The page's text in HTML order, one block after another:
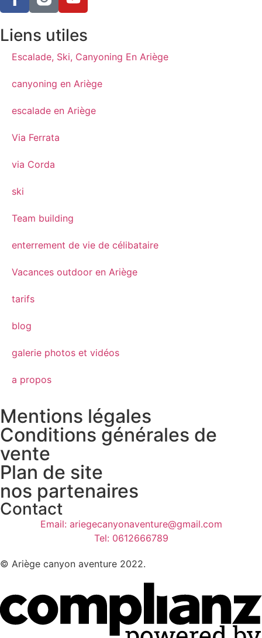
Liens utiles
Escalade, Ski, Canyoning En Ariège
canyoning en Ariège
escalade en Ariège
Via Ferrata
via Corda
ski
Team building
enterrement de vie de célibataire
Vacances outdoor en Ariège
tarifs
blog
galerie photos et vidéos
a propos
Mentions légales
Conditions générales de
vente
Plan de site
nos partenaires
Contact
Email: ariegecanyonaventure@gmail.com
Tel: 0612666789
© Ariège canyon aventure 2022.